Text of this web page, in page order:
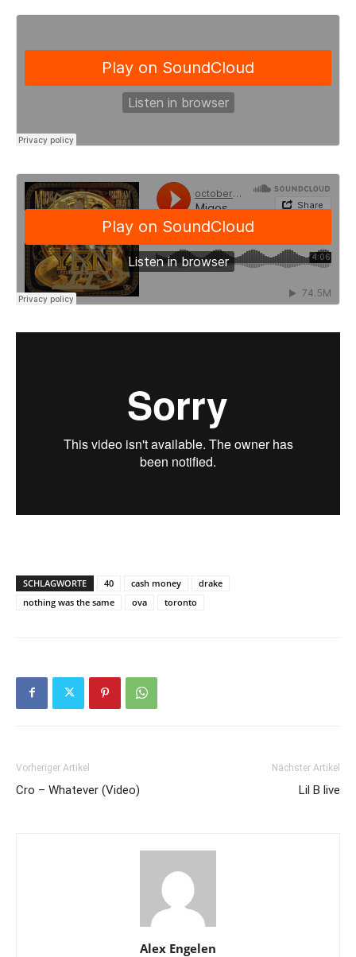
SCHLAGWORTE 40 cash money
drake
nothing was the same
ova toronto
Vorheriger Artikel
Cro – Whatever (Video)
Nächster Artikel
Lil B live
Alex Engelen